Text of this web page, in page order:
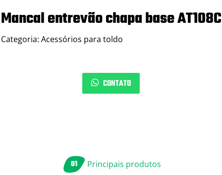
Mancal entrevão chapa base AT108C
Categoria: Acessórios para toldo
CONTATO
01 Principais produtos